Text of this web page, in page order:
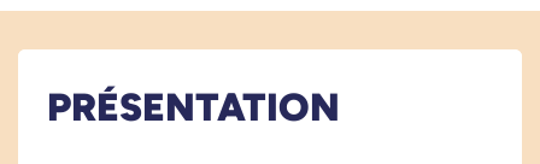
PRÉSENTATION